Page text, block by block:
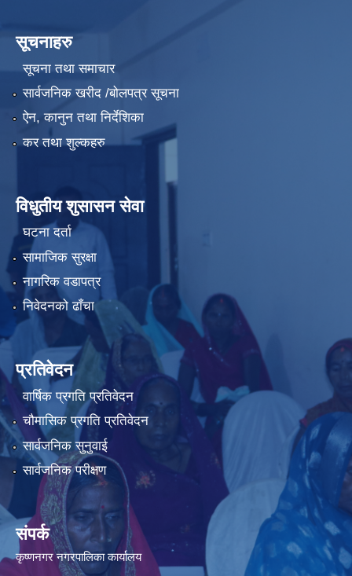
सूचनाहरु
सूचना तथा समाचार
सार्वजनिक खरीद /बोलपत्र सूचना
ऐन, कानुन तथा निर्देशिका
कर तथा शुल्कहरु
विधुतीय शुसासन सेवा
घटना दर्ता
सामाजिक सुरक्षा
नागरिक वडापत्र
निवेदनको ढाँचा
प्रतिवेदन
वार्षिक प्रगति प्रतिवेदन
चौमासिक प्रगति प्रतिवेदन
सार्वजनिक सुनुवाई
सार्वजनिक परीक्षण
संपर्क
कृष्णनगर नगरपालिका कार्यालय